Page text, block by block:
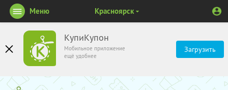
КупиКупон
Мобильное приложение
ещё удобнее
Загрузить
Меню Красноярск